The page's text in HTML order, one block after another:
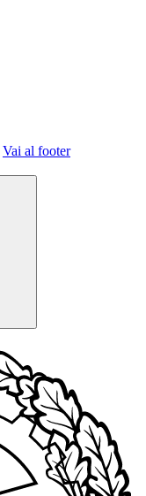
Vai al footer